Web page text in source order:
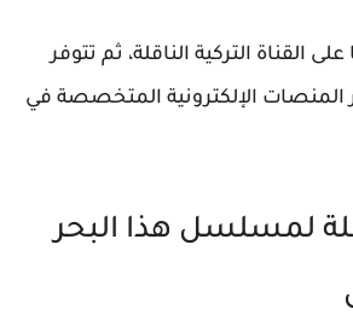
القناة التركية الناقلة، ثم تتوفر
المنصات الإلكترونية المتخصصة في
لمسلسل هذا البحر